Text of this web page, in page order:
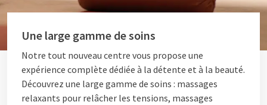
Une large gamme de soins
Notre tout nouveau centre vous propose une
expérience complète dédiée à la détente et à la beauté.
Découvrez une large gamme de soins : massages
relaxants pour relâcher les tensions, massages